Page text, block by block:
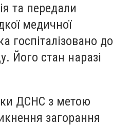
та передали
медичної
госпіталізовано до
Його стан наразі
ДСНС з метою
загорання